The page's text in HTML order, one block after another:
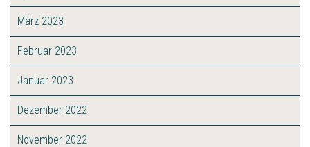
März 2023
Februar 2023
Januar 2023
Dezember 2022
November 2022